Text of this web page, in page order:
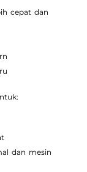
cepat dan
dan mesin